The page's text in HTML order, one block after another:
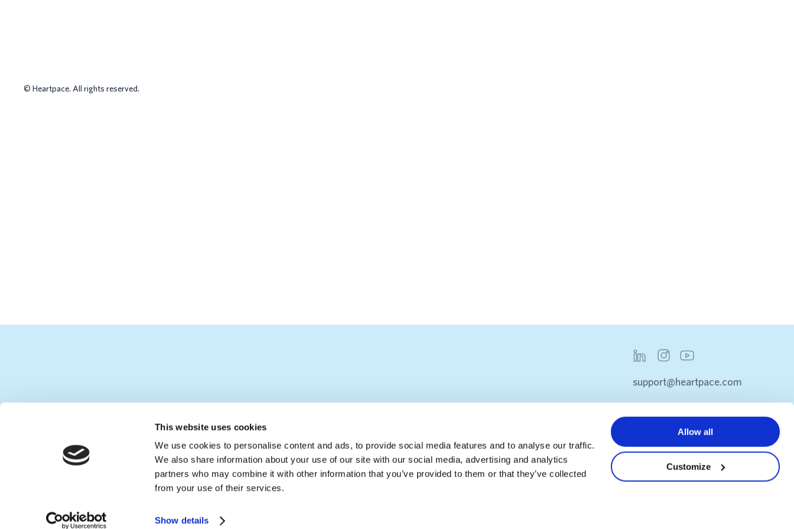
This website uses cookies
We use cookies to personalise content and ads, to provide social media features and to analyse our traffic.
We also share information about your use of our site with our social media, advertising and analytics
partners who may combine it with other information that you’ve provided to them or that they’ve collected
from your use of their services.
Show details
Allow all
Customize
© Heartpace. All rights reserved.
support@heartpace.com